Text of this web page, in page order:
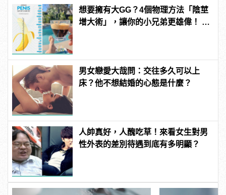
想要擁有大GG？4個物理方法「陰莖
增大術」，讓你的小兄弟更雄偉！ |
男女戀愛大哉問：交往多久可以上
床？他不想結婚的心態是什麼？
人帥真好，人醜吃草！來看女生對男
性外表的差別待遇到底有多明顯？